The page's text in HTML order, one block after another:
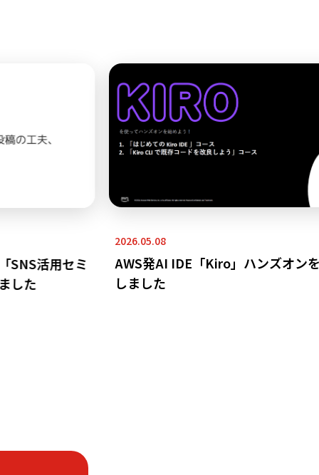
活用セミ
た
2026.05.08
AWS発AI IDE「Kiro」ハンズオンを
しました